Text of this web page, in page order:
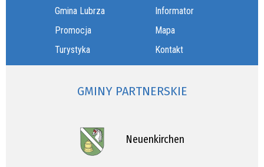
Gmina Lubrza
Promocja
Turystyka
Informator
Mapa
Kontakt
GMINY PARTNERSKIE
Neuenkirchen